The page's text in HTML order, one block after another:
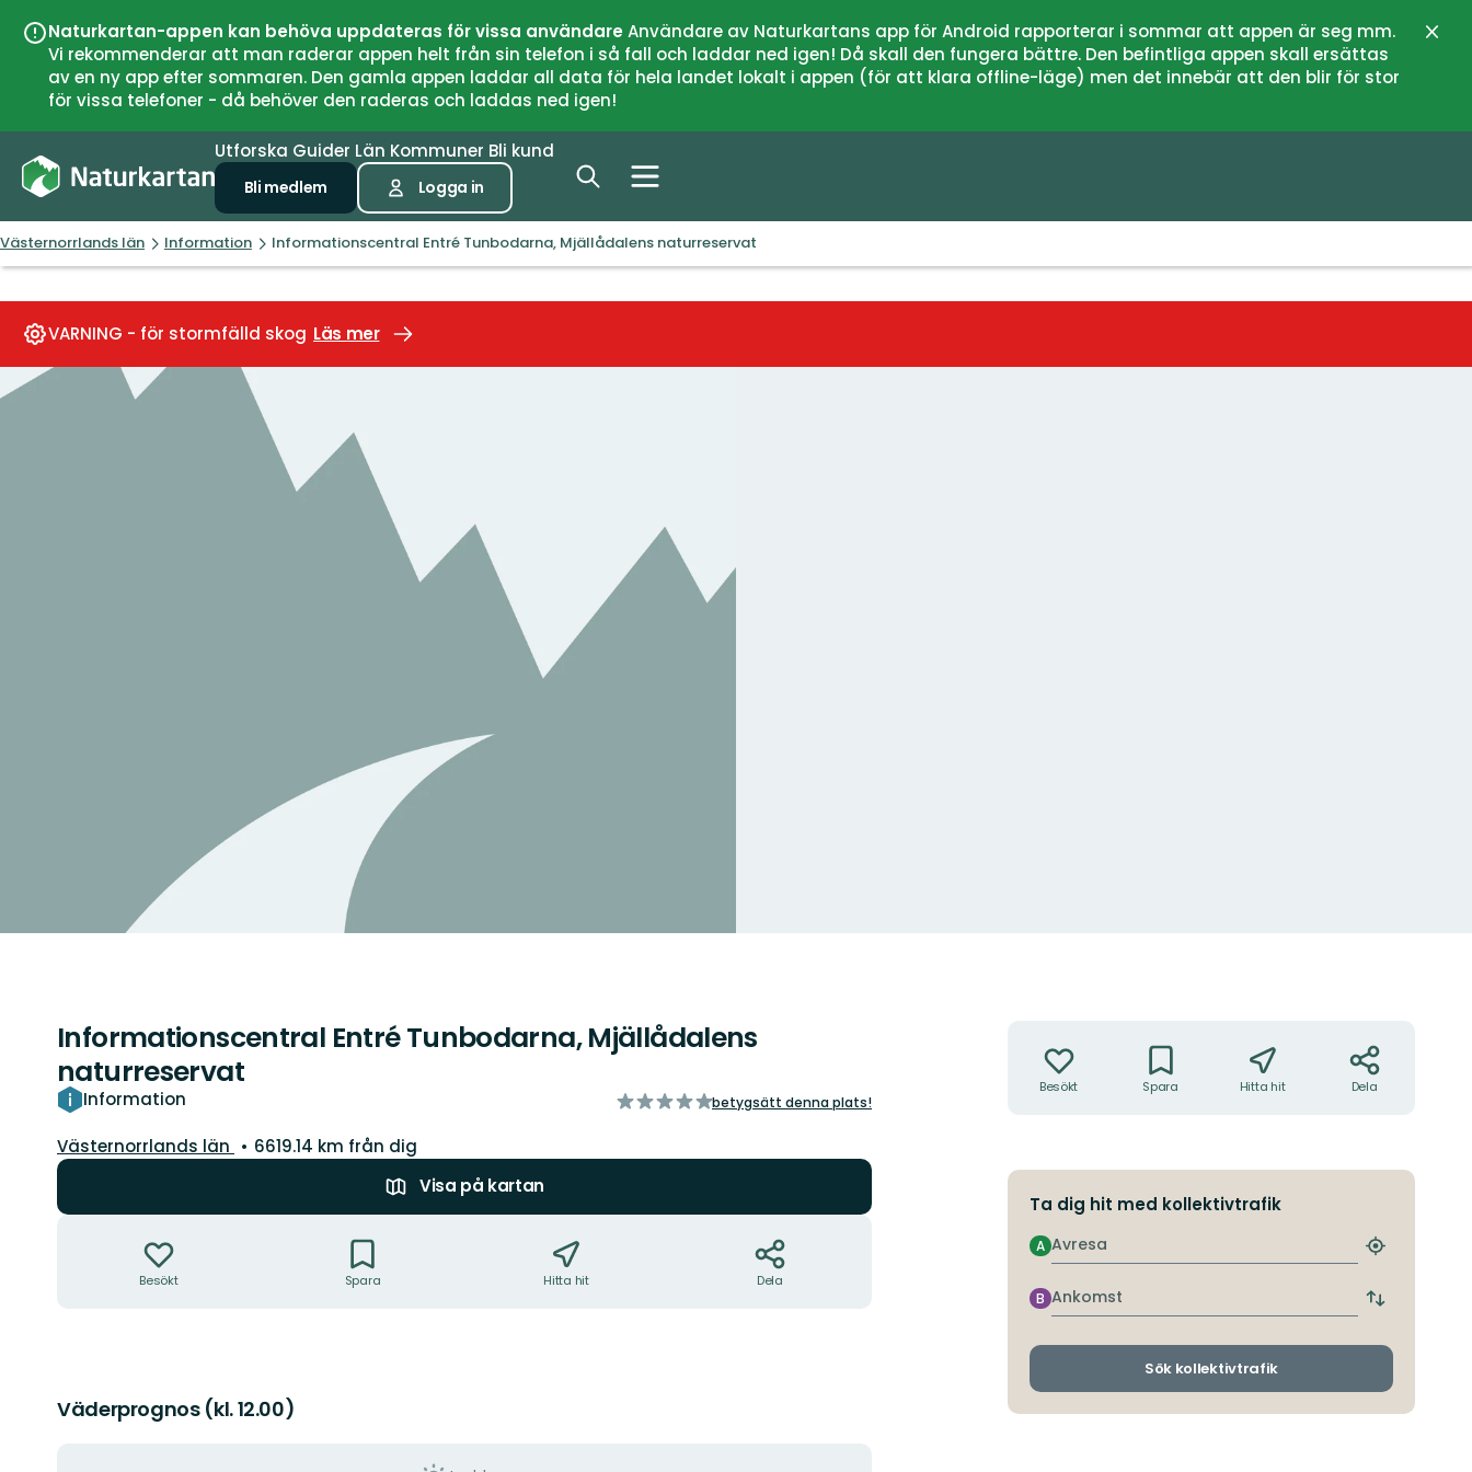
Naturkartan-appen kan behöva uppdateras för vissa användareAnvändare av Naturkartans app för Android rapporterar i sommar att appen är seg mm.
Vi rekommenderar att man raderar appen helt från sin telefon i så fall och laddar ned igen! Då skall den fungera bättre. Den befintliga appen skall ersättas
av en ny app efter sommaren. Den gamla appen laddar all data för hela landet lokalt i appen (för att klara offline-läge) men det innebär att den blir för stor
för vissa telefoner - då behöver den raderas och laddas ned igen!
Utforska Guider Län Kommuner Bli kund
Bli medlem Logga in
Västernorrlands län Information Informationscentral Entré Tunbodarna, Mjällådalens naturreservat
VARNING - för stormfälld skog Läs mer
Informationscentral Entré Tunbodarna, Mjällådalens
naturreservat
Information
av
betygsätt denna plats!
Län:
Västernorrlands län
6619.14 km från dig
Visa på kartan
Besökt Spara Hitta hit Dela
Väderprognos (kl. 12.00)
Besökt Spara Hitta hit Dela
Ta dig hit med kollektivtrafik
Avresa
A
Hitta
hållplats
Ankomst
B
Byt
och
Sök kollektivtrafik